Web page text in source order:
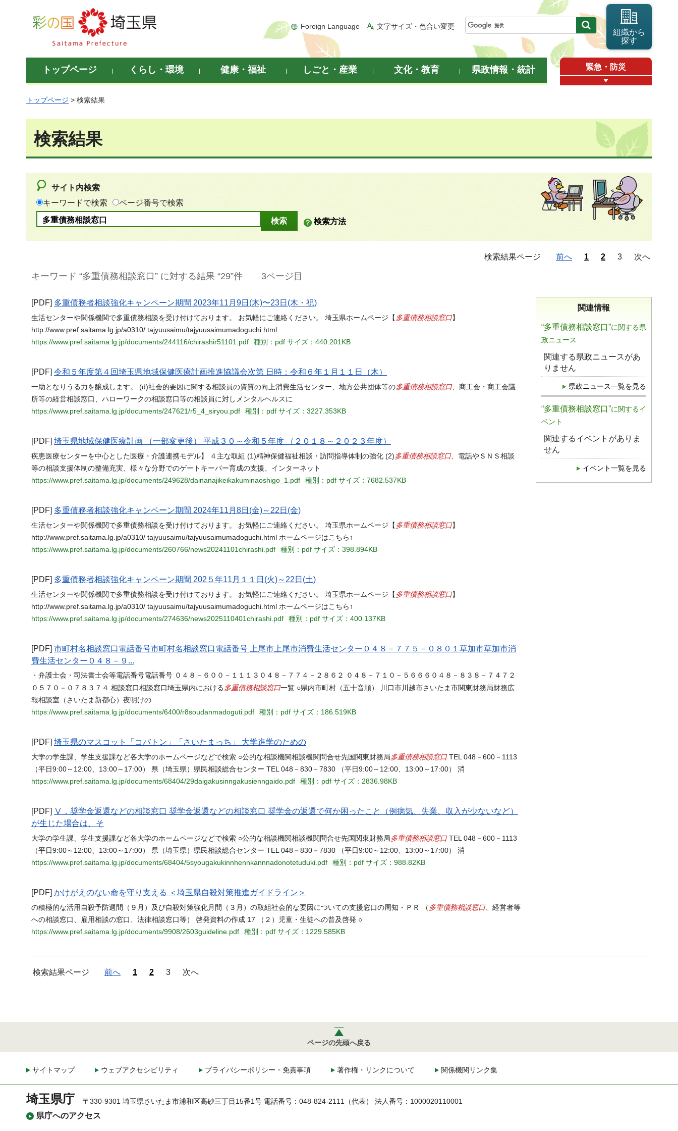
彩の国 埼玉県
Foreign Language 文字サイズ・色合い変更
組織から
探す
トップページ くらし・環境 健康・福祉 しごと・産業 文化・教育 県政情報・統計 緊急・防災
トップページ > 検索結果
検索結果
サイト内検索
キーワードで検索
ページ番号で検索
検索方法
検索結果ページ 前へ 1 2 3 次へ
キーワード “多重債務相談窓口” に対する結果 “29”件 3ページ目
関連情報
“多重債務相談窓口”に関する県
政ニュース
関連する県政ニュースがあ
りません
県政ニュース一覧を見る
“多重債務相談窓口”に関するイ
ベント
関連するイベントがありま
せん
イベント一覧を見る
[PDF] 多重債務者相談強化キャンペーン期間 2023年11月9日(木)〜23日(木・祝)
生活センターや関係機関で多重債務相談を受け付けております。 お気軽にご連絡ください。 埼玉県ホームページ【 多重債務相談窓口】
http://www.pref.saitama.lg.jp/a0310/ tajyuusaimu/tajyuusaimumadoguchi.html
https://www.pref.saitama.lg.jp/documents/244116/chirashir51101.pdf
種別：pdf サイズ：440.201KB
[PDF] 令和５年度第４回埼玉県地域保健医療計画推進協議会次第 日時：令和６年１月１１日（木）
一助となりうる力を醸成します。 (d)社会的要因に関する相談員の資質の向上消費生活センター、地方公共団体等の多重債務相談窓口、商工会・商工会議
所等の経営相談窓口、ハローワークの相談窓口等の相談員に対しメンタルヘルスに
https://www.pref.saitama.lg.jp/documents/247621/r5_4_siryou.pdf
種別：pdf サイズ：3227.353KB
[PDF] 埼玉県地域保健医療計画 （一部変更後） 平成３０～令和５年度 （２０１８～２０２３年度）
疾患医療センターを中心とした医療・介護連携モデル】 ４主な取組 (1)精神保健福祉相談・訪問指導体制の強化 (2) 多重債務相談窓口、電話やＳＮＳ相談
等の相談支援体制の整備充実、様々な分野でのゲートキーパー育成の支援、インターネット
https://www.pref.saitama.lg.jp/documents/249628/dainanajikeikakuminaoshigo_1.pdf
種別：pdf サイズ：7682.537KB
[PDF] 多重債務者相談強化キャンペーン期間 2024年11月8日(金)～22日(金)
生活センターや関係機関で多重債務相談を受け付けております。 お気軽にご連絡ください。 埼玉県ホームページ【 多重債務相談窓口】
http://www.pref.saitama.lg.jp/a0310/ tajyuusaimu/tajyuusaimumadoguchi.html ホームページはこちら↑
https://www.pref.saitama.lg.jp/documents/260766/news20241101chirashi.pdf
種別：pdf サイズ：398.894KB
[PDF] 多重債務者相談強化キャンペーン期間 202５年11月１１日(火)～22日(土)
生活センターや関係機関で多重債務相談を受け付けております。 お気軽にご連絡ください。 埼玉県ホームページ【 多重債務相談窓口】
http://www.pref.saitama.lg.jp/a0310/ tajyuusaimu/tajyuusaimumadoguchi.html ホームページはこちら↑
https://www.pref.saitama.lg.jp/documents/274636/news2025110401chirashi.pdf
種別：pdf サイズ：400.137KB
[PDF] 市町村名相談窓口電話番号市町村名相談窓口電話番号 上尾市上尾市消費生活センター０４８－７７５－０８０１草加市草加市消
費生活センター０４８－９...
・弁護士会・司法書士会等電話番号電話番号 ０４８－６００－１１１３０４８－７７４－２８６２ ０４８－７１０－５６６６０４８－８３８－７４７２
０５７０－０７８３７４ 相談窓口相談窓口埼玉県内における 多重債務相談窓口一覧 ○県内市町村（五十音順） 川口市川越市さいたま市関東財務局財務広
報相談室（さいたま新都心）夜明けの
https://www.pref.saitama.lg.jp/documents/6400/r8soudanmadoguti.pdf
種別：pdf サイズ：186.519KB
[PDF] 埼玉県のマスコット「コバトン」「さいたまっち」 大学進学のための
大学の学生課、学生支援課など各大学のホームページなどで検索 ○公的な相談機関相談機関問合せ先国関東財務局 多重債務相談窓口TEL 048－600－1113
（平日9:00～12:00、13:00～17:00） 県（埼玉県）県民相談総合センター TEL 048－830－7830 （平日9:00～12:00、13:00～17:00） 消
https://www.pref.saitama.lg.jp/documents/68404/29daigakusinngakusienngaido.pdf
種別：pdf サイズ：2836.98KB
[PDF] Ⅴ．奨学金返還などの相談窓口 奨学金返還などの相談窓口 奨学金の返還で何か困ったこと（例病気、失業、収入が少ないなど）
が生じた場合は、そ
大学の学生課、学生支援課など各大学のホームページなどで検索 ○公的な相談機関相談機関問合せ先国関東財務局 多重債務相談窓口TEL 048－600－1113
（平日9:00～12:00、13:00～17:00） 県（埼玉県）県民相談総合センター TEL 048－830－7830 （平日9:00～12:00、13:00～17:00） 消
https://www.pref.saitama.lg.jp/documents/68404/5syougakukinnhennkannnadonotetuduki.pdf
種別：pdf サイズ：988.82KB
[PDF] かけがえのない命を守り支える ＜埼玉県自殺対策推進ガイドライン＞
の積極的な活用自殺予防週間（９月）及び自殺対策強化月間（３月）の取組社会的な要因についての支援窓口の周知・ＰＲ （ 多重債務相談窓口、経営者等
への相談窓口、雇用相談の窓口、法律相談窓口等） 啓発資料の作成 17 （２）児童・生徒への普及啓発 ○
https://www.pref.saitama.lg.jp/documents/9908/2603guideline.pdf
種別：pdf サイズ：1229.585KB
検索結果ページ 前へ 1 2 3 次へ
ページの先頭へ戻る
サイトマップ ウェブアクセシビリティ プライバシーポリシー・免責事項 著作権・リンクについて 関係機関リンク集
埼玉県庁
県庁へのアクセス
〒330-9301 埼玉県さいたま市浦和区高砂三丁目15番1号 電話番号：048-824-2111（代表） 法人番号：1000020110001